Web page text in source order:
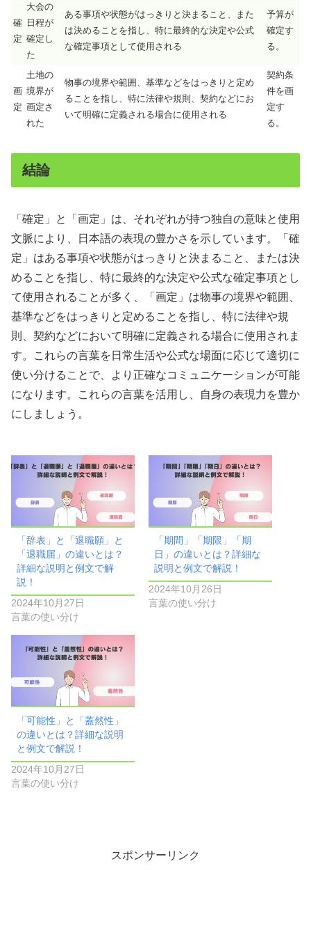
確
定
大会の
日程が
確定し
た
ある事項や状態がはっきりと決まること、また
は決めることを指し、特に最終的な決定や公式
な確定事項として使用される
予算が
確定す
る。
画
定
土地の
境界が
画定さ
れた
物事の境界や範囲、基準などをはっきりと定め
ることを指し、特に法律や規則、契約などにお
いて明確に定義される場合に使用される
契約条
件を画
定す
る。
結論
「確定」と「画定」は、それぞれが持つ独自の意味と使用
文脈により、日本語の表現の豊かさを示しています。「確
定」はある事項や状態がはっきりと決まること、または決
めることを指し、特に最終的な決定や公式な確定事項とし
て使用されることが多く、「画定」は物事の境界や範囲、
基準などをはっきりと定めることを指し、特に法律や規
則、契約などにおいて明確に定義される場合に使用されま
す。これらの言葉を日常生活や公式な場面に応じて適切に
使い分けることで、より正確なコミュニケーションが可能
になります。これらの言葉を活用し、自身の表現力を豊か
にしましょう。
「辞表」と「退職願」と
「退職届」の違いとは？
詳細な説明と例文で解
説！
2024年10月27日
言葉の使い分け
「期間」「期限」「期
日」の違いとは？詳細な
説明と例文で解説！
2024年10月26日
言葉の使い分け
「可能性」と「蓋然性」
の違いとは？詳細な説明
と例文で解説！
2024年10月27日
言葉の使い分け
スポンサーリンク